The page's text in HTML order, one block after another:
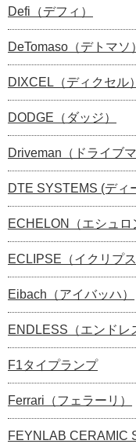
Defi（デフィ）
DeTomaso（デトマソ）
DIXCEL（ディクセル）
DODGE（ダッジ）
Driveman（ドライブマ
DTE SYSTEMS (ディ
ECHELON（エシュロ
ECLIPSE（イクリプス
Eibach（アイバッハ）
ENDLESS（エンドレ
F1タイプランプ
Ferrari（フェラーリ）
FEYNLAB CERAMIC